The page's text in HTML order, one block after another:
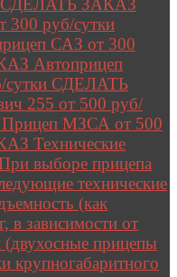
СДЕЛАТЬ ЗАКАЗ
300 руб/сутки
САЗ от 300
Автоприцеп
сутки СДЕЛАТЬ
255 от 500 руб/
МЗСА от 500
Технические
выборе прицепа
технические
(как
в зависимости от
(двухосные прицепы
крупногабаритного